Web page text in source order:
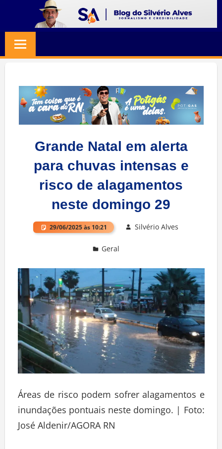
content
SILVERIO
ALVES
Jornalismo
Credibilidade
Grande Natal em alerta
para chuvas intensas e
risco de alagamentos
neste domingo 29
29/06/2025 às 10:21 Silvério Alves
Geral
Áreas de risco podem sofrer alagamentos e
inundações pontuais neste domingo. | Foto:
José Aldenir/AGORA RN